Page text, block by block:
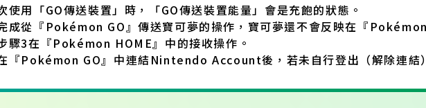
使用「GO傳送裝置」時，「GO傳送裝置能量」會是充飽的狀態。
成從『Pokémon GO』傳送寶可夢的操作，寶可夢還不會反映在『
驟3在『Pokémon HOME』中的接收操作。
『Pokémon GO』中連結Nintendo Account後，若未自行登出（解除連結